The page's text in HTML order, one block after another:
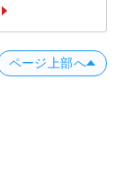
ページ上部へ